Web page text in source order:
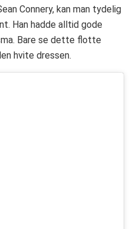
Connery, kan man tydelig
Han hadde alltid gode
Bare se dette flotte
hvite dressen.